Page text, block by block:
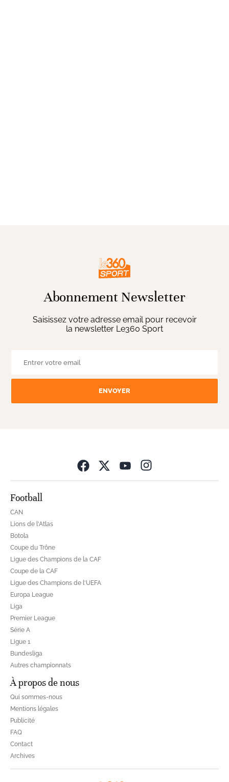
Abonnement Newsletter
Saisissez votre adresse email pour recevoir
la newsletter Le360 Sport
ENVOYER
Football
CAN
Lions de l'Atlas
Botola
Coupe du Trône
Ligue des Champions de la CAF
Coupe de la CAF
Ligue des Champions de l'UEFA
Europa League
Liga
Premier League
Série A
Ligue 1
Bundesliga
Autres championnats
À propos de nous
Qui sommes-nous
Mentions légales
Publicité
FAQ
Contact
Archives